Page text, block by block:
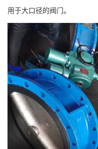
用于大口径的阀门。